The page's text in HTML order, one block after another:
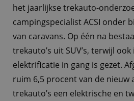
het jaarlijkse trekauto-
campingspecialist ACSI onder
van caravans. Op één na
trekauto’s uit SUV’s, terwijl
elektrificatie in gang is gezet.
ruim 6,5 procent van de nieuw
trekauto’s een elektrische en